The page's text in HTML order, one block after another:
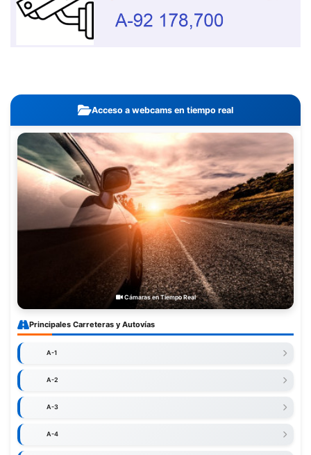
Acceso a webcams en tiempo real
Cámaras en Tiempo Real
Principales Carreteras y Autovías
A-1
A-2
A-3
A-4